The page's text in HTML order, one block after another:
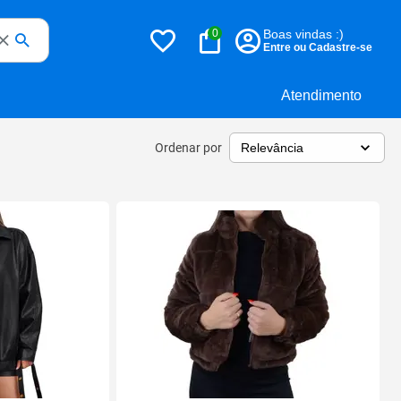
Atendimento
0 Boas vindas :)
Entre ou Cadastre-se
Ordenar por